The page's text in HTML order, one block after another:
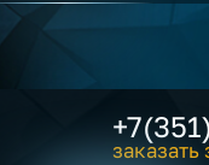
заказать